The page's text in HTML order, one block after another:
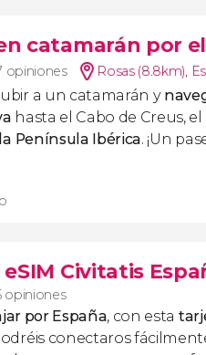
catamarán por
opiniones Rosas (8.8km),
a un catamarán y
hasta el Cabo de Creus, el
Península Ibérica. ¡Un
Civitatis
opiniones
por España, con esta
conectaros